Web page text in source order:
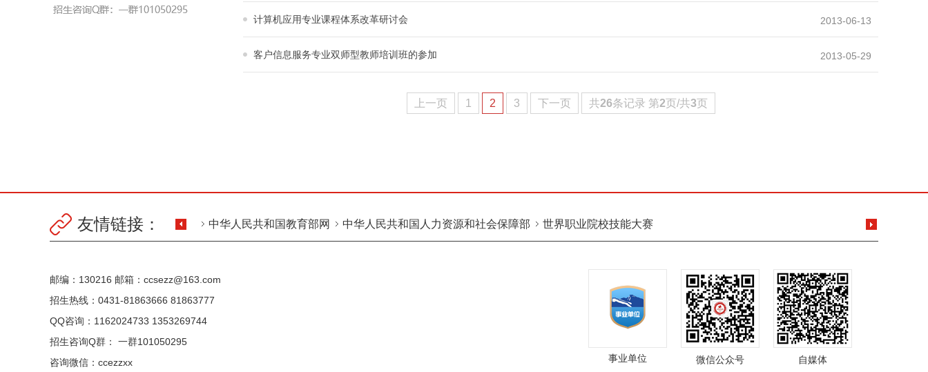
计算机应用专业课程体系改革研讨会 2013-06-13
客户信息服务专业双师型教师培训班的参加 2013-05-29
上一页 1 2 3 下一页 共26条记录 第2页/共3页
友情链接： 中华人民共和国教育部网 中华人民共和国人力资源和社会保障部 世界职业院校技能大赛
邮编：130216 邮箱：ccsezz@163.com
招生热线：0431-81863666 81863777
QQ咨询：1162024733 1353269744
招生咨询Q群： 一群101050295
咨询微信：ccezzxx
事业单位 微信公众号 自媒体